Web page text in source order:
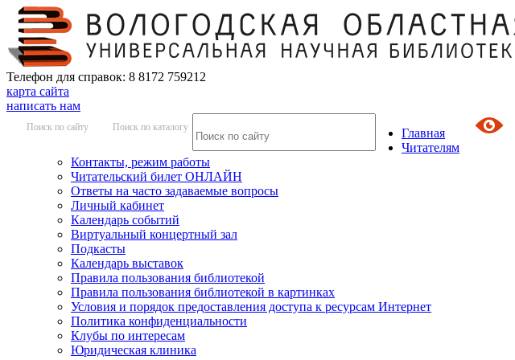
Телефон для справок: 8 8172 759212
карта сайта
написать нам
Поиск по сайту Поиск по каталогу
Главная
Читателям
Контакты, режим работы
Читательский билет ОНЛАЙН
Ответы на часто задаваемые вопросы
Личный кабинет
Календарь событий
Виртуальный концертный зал
Подкасты
Календарь выставок
Правила пользования библиотекой
Правила пользования библиотекой в картинках
Условия и порядок предоставления доступа к ресурсам Интернет
Политика конфиденциальности
Клубы по интересам
Юридическая клиника